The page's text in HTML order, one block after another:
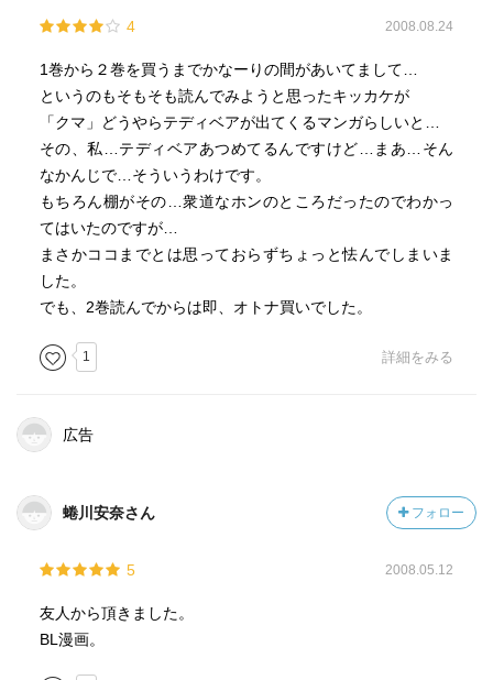
4 2008.08.24
1巻から２巻を買うまでかなーりの間があいてまして…
というのもそもそも読んでみようと思ったキッカケが
「クマ」どうやらテディベアが出てくるマンガらしいと…
その、私…テディベアあつめてるんですけど…まあ…そん
なかんじで…そういうわけです。
もちろん棚がその…衆道なホンのところだったのでわかっ
てはいたのですが…
まさかココまでとは思っておらずちょっと怯んでしまいま
した。
でも、2巻読んでからは即、オトナ買いでした。
1 詳細をみる
広告
蜷川安奈さん フォロー
5 2008.05.12
友人から頂きました。
BL漫画。